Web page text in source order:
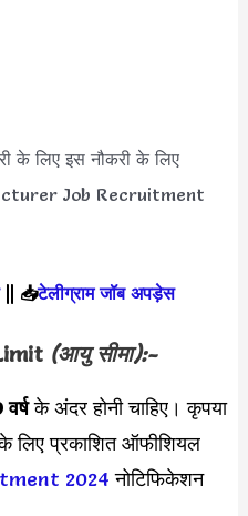
के लिए इस नौकरी के लिए
Job Recruitment
|| 📥टेलीग्राम जॉब अपड़ेस
(आयु सीमा):-
के अंदर होनी चाहिए। कृपया
लिए प्रकाशित ऑफीशियल
2024 नोटिफिकेशन